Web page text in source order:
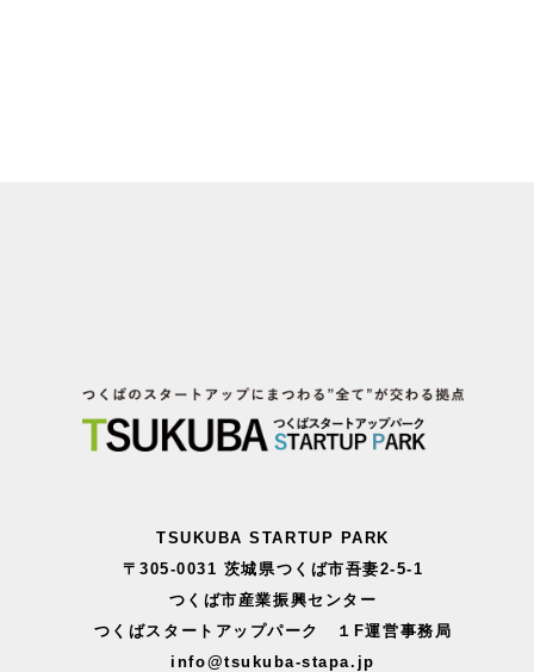
TSUKUBA STARTUP PARK
〒305-0031 茨城県つくば市吾妻2-5-1
つくば市産業振興センター
つくばスタートアップパーク １F運営事務局
info@tsukuba-stapa.jp